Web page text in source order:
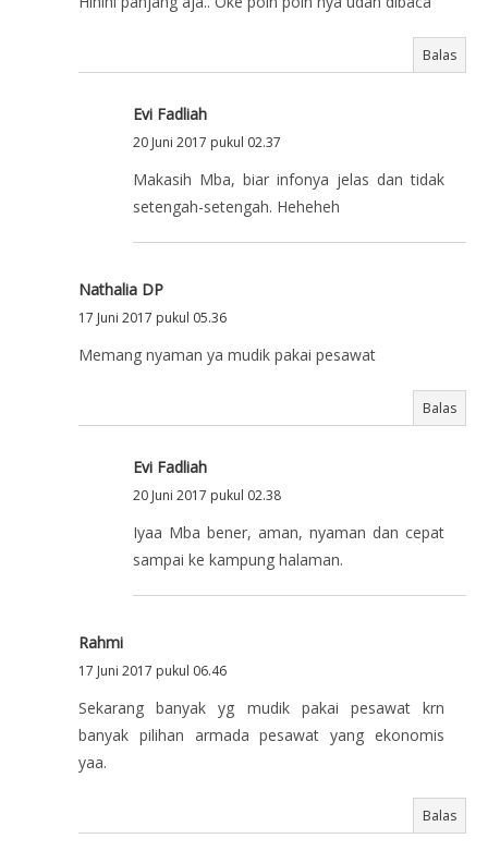
Balas
Evi Fadliah
20 Juni 2017 pukul 02.37
Makasih Mba, biar infonya jelas dan tidak
setengah-setengah. Heheheh
Nathalia DP
17 Juni 2017 pukul 05.36
Memang nyaman ya mudik pakai pesawat
Balas
Evi Fadliah
20 Juni 2017 pukul 02.38
Iyaa Mba bener, aman, nyaman dan cepat
sampai ke kampung halaman.
Rahmi
17 Juni 2017 pukul 06.46
Sekarang banyak yg mudik pakai pesawat krn
banyak pilihan armada pesawat yang ekonomis
yaa.
Balas